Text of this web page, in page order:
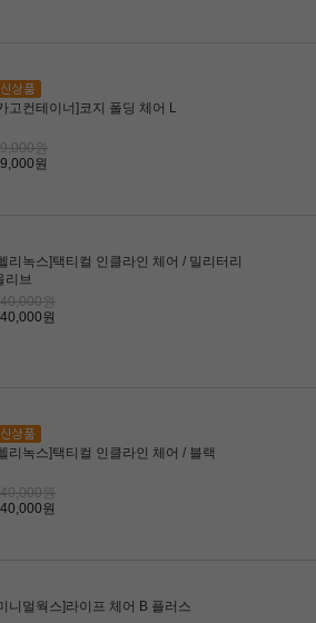
고컨테이너]코지 폴딩 체어 L
원
원
리녹스]택티컬 인클라인 체어 / 밀리터리
리브
원
원
리녹스]택티컬 인클라인 체어 / 블랙
원
원
니멀웍스]라이프 체어 B 플러스